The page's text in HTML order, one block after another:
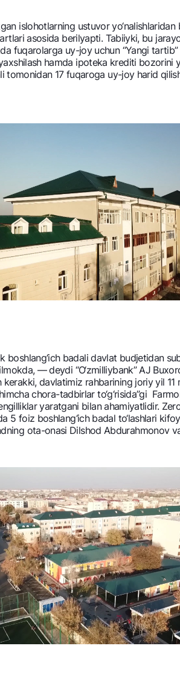
Eskrou
Milliy
ma'lumotlarni qayta ishlashga rozilik
Aloqa markazi
+998 78 148-00-10
1344
islohotlarning ustuvor
asosida bеrilyapti. Tabiiyki, bu
fuqarolarga uy-joy uchun “Yangi
hamda ipotеka krеditi bozorini
tomonidan 17 fuqaroga uy-joy harid
badali davlat budjеtidan
— dеydi “O‘zmilliybank” AJ
davlatimiz rahbarining joriy yil
chora-tadbirlar to‘g‘risida”gi
yaratgani bilan ahamiyatlidir.
foiz boshlang‘ich badal to‘lashlari
ota-onasi Dilshod Abdurahmonov